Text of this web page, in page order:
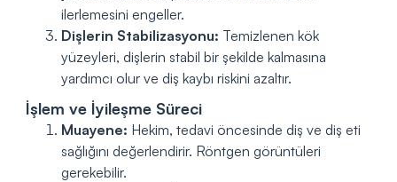
ilerlemesini engeller.
Dişlerin Stabilizasyonu: Temizlenen kök
yüzeyleri, dişlerin stabil bir şekilde kalmasına
yardımcı olur ve diş kaybı riskini azaltır.
İşlem ve İyileşme Süreci
Muayene: Hekim, tedavi öncesinde diş ve diş eti
sağlığını değerlendirir. Röntgen görüntüleri
gerekebilir.